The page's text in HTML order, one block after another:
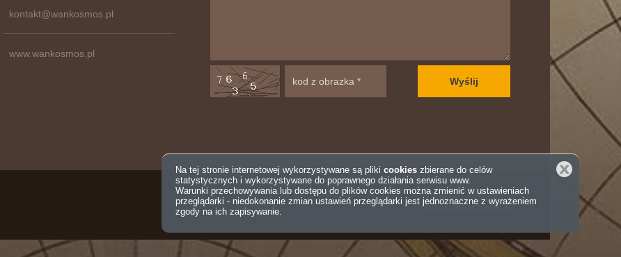
kontakt@wankosmos.pl
www.wankosmos.pl
projekt i wykonanie
https://itpstudio.pl
Zamknij
Na tej stronie internetowej wykorzystywane są pliki cookies zbierane do celów
statystycznych i wykorzystywane do poprawnego działania serwisu www.
Warunki przechowywania lub dostępu do plików cookies można zmienić w ustawieniach
przeglądarki - niedokonanie zmian ustawień przeglądarki jest jednoznaczne z wyrażeniem
zgody na ich zapisywanie.